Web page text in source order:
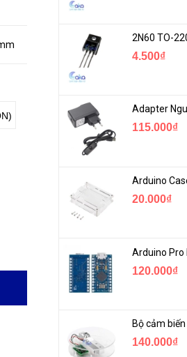
4.500₫
115.000₫
20.000₫
120.000₫
140.000₫